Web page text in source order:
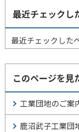
最近チェックし
最近チェックした
このページを見
工業団地のご案
鹿沼武子工業団